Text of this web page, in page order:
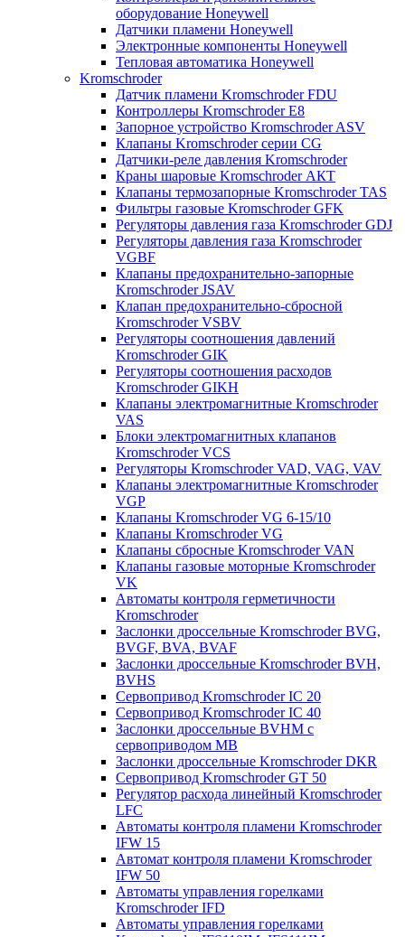
оборудование Honeywell
Датчики пламени Honeywell
Электронные компоненты Honeywell
Тепловая автоматика Honeywell
Kromschroder
Датчик пламени Kromschroder FDU
Контроллеры Kromschroder E8
Запорное устройство Kromschroder ASV
Клапаны Kromschroder серии CG
Датчики-реле давления Kromschroder
Краны шаровые Kromschroder АКТ
Клапаны термозапорные Kromschroder TAS
Фильтры газовые Kromschroder GFK
Регуляторы давления газа Kromschroder GDJ
Регуляторы давления газа Kromschroder
VGBF
Клапаны предохранительно-запорные
Kromschroder JSAV
Клапан предохранительно-сбросной
Kromschroder VSBV
Регуляторы соотношения давлений
Kromschroder GIK
Регуляторы соотношения расходов
Kromschroder GIKH
Клапаны электромагнитные Kromschroder
VAS
Блоки электромагнитных клапанов
Kromschroder VCS
Регуляторы Kromschroder VAD, VAG, VAV
Клапаны электромагнитные Kromschroder
VGP
Клапаны Kromschroder VG 6-15/10
Клапаны Kromschroder VG
Клапаны сбросные Kromschroder VAN
Клапаны газовые моторные Kromschroder
VK
Автоматы контроля герметичности
Kromschroder
Заслонки дроссельные Kromschroder BVG,
BVGF, BVA, BVAF
Заслонки дроссельные Kromschroder BVH,
BVHS
Сервопривод Kromschroder IC 20
Сервопривод Kromschroder IC 40
Заслонки дроссельные BVHM с
сервоприводом МВ
Заслонки дроссельные Kromschroder DKR
Cервопривод Kromschroder GT 50
Регулятор расхода линейный Kromschroder
LFC
Автоматы контроля пламени Kromschroder
IFW 15
Автомат контроля пламени Kromschroder
IFW 50
Автоматы управления горелками
Kromschroder IFD
Автоматы управления горелками